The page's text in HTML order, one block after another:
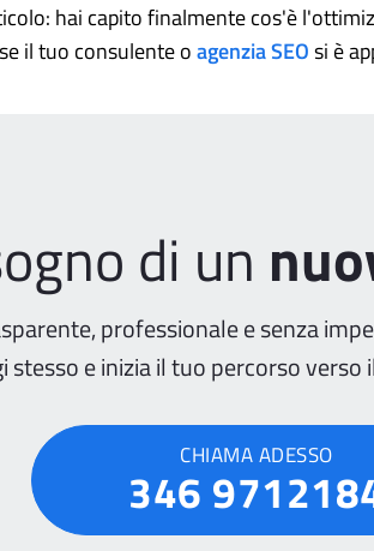
hai capito finalmente cos'è
il tuo consulente oagenzia SEOsi è
di un
professionale e senza
stesso e inizia il tuo percorso verso
CHIAMA ADESSO
346